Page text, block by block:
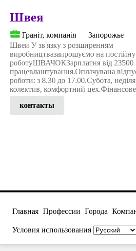
Швея
Граніт, компанія Запорожье
Швеи У зв'язку з розширенням
виробництвазапрошуємо на постійну
роботуШВАЧОКЗарплатня від 23500
працевлаштування.Оплачувана
роботи: з 8.30 до 17.00.Субота,
колектив, комфортний цех.Фінансове
контакты
Главная Профессии Города
Условия использования